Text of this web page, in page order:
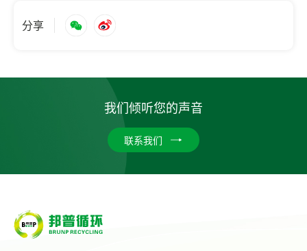
分享
我们倾听您的声音
联系我们